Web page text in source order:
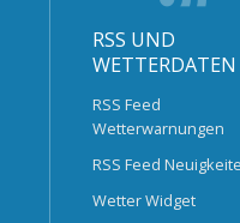
RSS UND
WETTERDATEN
RSS Feed
Wetterwarnungen
RSS Feed
Wetter Widget